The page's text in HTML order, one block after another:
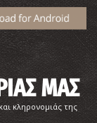
ΜΑΣ
κληρονομιάς της